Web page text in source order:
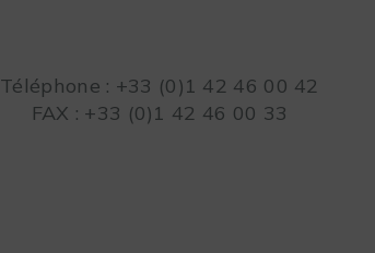
Téléphone : +33 (0)1 42 46 00 42
FAX : +33 (0)1 42 46 00 33